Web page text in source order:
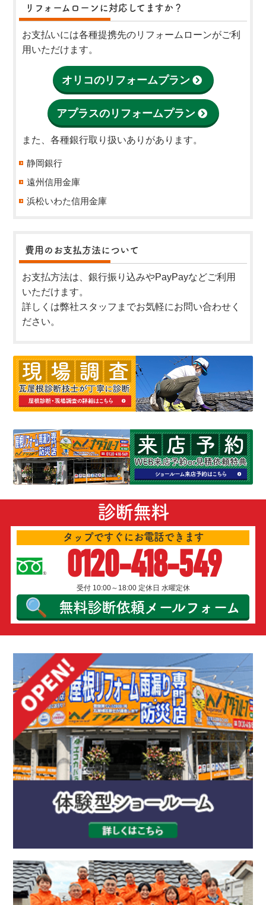
リフォームローンに対応してますか？
お支払いには各種提携先のリフォームローンがご利
用いただけます。
オリコのリフォームプラン
アプラスのリフォームプラン
また、各種銀行取り扱いありがあります。
静岡銀行
遠州信用金庫
浜松いわた信用金庫
費用のお支払方法について
お支払方法は、銀行振り込みやPayPayなどご利用
いただけます。
詳しくは弊社スタッフまでお気軽にお問い合わせく
ださい。
診断無料
タップですぐにお電話できます
0120-418-549
受付 10:00～18:00 定休日 水曜定休
無料診断依頼 メールフォーム